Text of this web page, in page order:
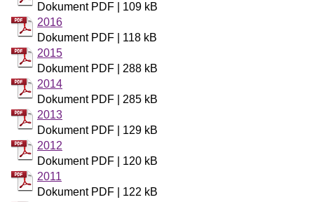
Dokument PDF | 109 kB
2016
Dokument PDF | 118 kB
2015
Dokument PDF | 288 kB
2014
Dokument PDF | 285 kB
2013
Dokument PDF | 129 kB
2012
Dokument PDF | 120 kB
2011
Dokument PDF | 122 kB